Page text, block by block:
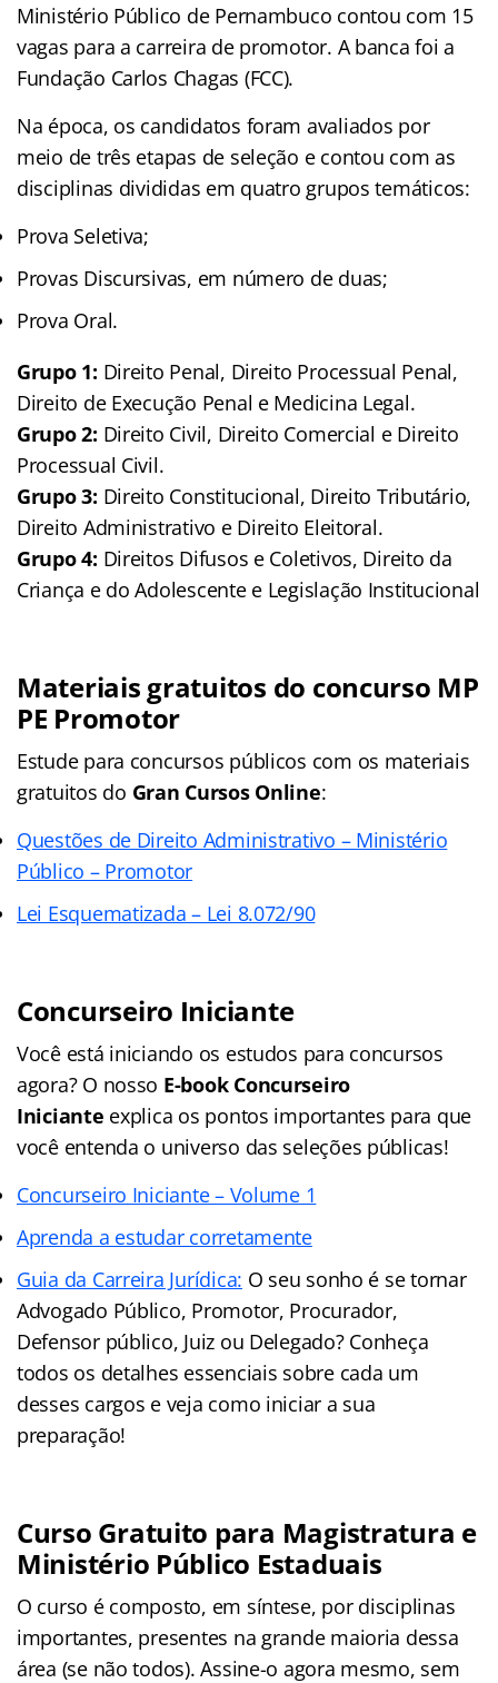
Ministério Público de Pernambuco contou com 15
vagas para a carreira de promotor. A banca foi a
Fundação Carlos Chagas (FCC).
Na época, os candidatos foram avaliados por
meio de três etapas de seleção e contou com as
disciplinas divididas em quatro grupos temáticos:
Prova Seletiva;
Provas Discursivas, em número de duas;
Prova Oral.
Grupo 1: Direito Penal, Direito Processual Penal,
Direito de Execução Penal e Medicina Legal.
Grupo 2: Direito Civil, Direito Comercial e Direito
Processual Civil.
Grupo 3: Direito Constitucional, Direito Tributário,
Direito Administrativo e Direito Eleitoral.
Grupo 4: Direitos Difusos e Coletivos, Direito da
Criança e do Adolescente e Legislação Institucional
Materiais gratuitos do concurso MP
PE Promotor
Estude para concursos públicos com os materiais
gratuitos do Gran Cursos Online:
Questões de Direito Administrativo – Ministério
Público – Promotor
Lei Esquematizada – Lei 8.072/90
Concurseiro Iniciante
Você está iniciando os estudos para concursos
agora? O nosso E-book Concurseiro
Iniciante explica os pontos importantes para que
você entenda o universo das seleções públicas!
Concurseiro Iniciante – Volume 1
Aprenda a estudar corretamente
Guia da Carreira Jurídica: O seu sonho é se tornar
Advogado Público, Promotor, Procurador,
Defensor público, Juiz ou Delegado? Conheça
todos os detalhes essenciais sobre cada um
desses cargos e veja como iniciar a sua
preparação!
Curso Gratuito para Magistratura e
Ministério Público Estaduais
O curso é composto, em síntese, por disciplinas
importantes, presentes na grande maioria dessa
área (se não todos). Assine-o agora mesmo, sem